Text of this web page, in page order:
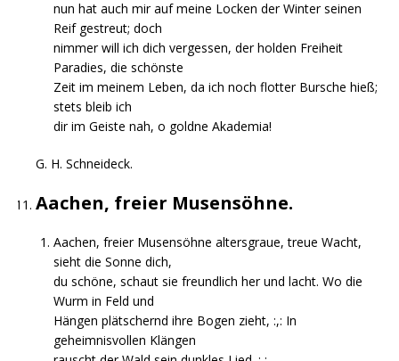
nun hat auch mir auf meine Locken der Winter seinen
Reif gestreut; doch
nimmer will ich dich vergessen, der holden Freiheit
Paradies, die schönste
Zeit im meinem Leben, da ich noch flotter Bursche hieß;
stets bleib ich
dir im Geiste nah, o goldne Akademia!
G. H. Schneideck.
Aachen, freier Musensöhne.
Aachen, freier Musensöhne altersgraue, treue Wacht,
sieht die Sonne dich,
du schöne, schaut sie freundlich her und lacht. Wo die
Wurm in Feld und
Hängen plätschernd ihre Bogen zieht, :,: In
geheimnisvollen Klängen